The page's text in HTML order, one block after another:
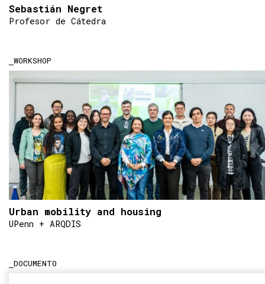
Sebastián Negret
Profesor de Cátedra
WORKSHOP
Urban mobility and housing
UPenn + ARQDIS
DOCUMENTO